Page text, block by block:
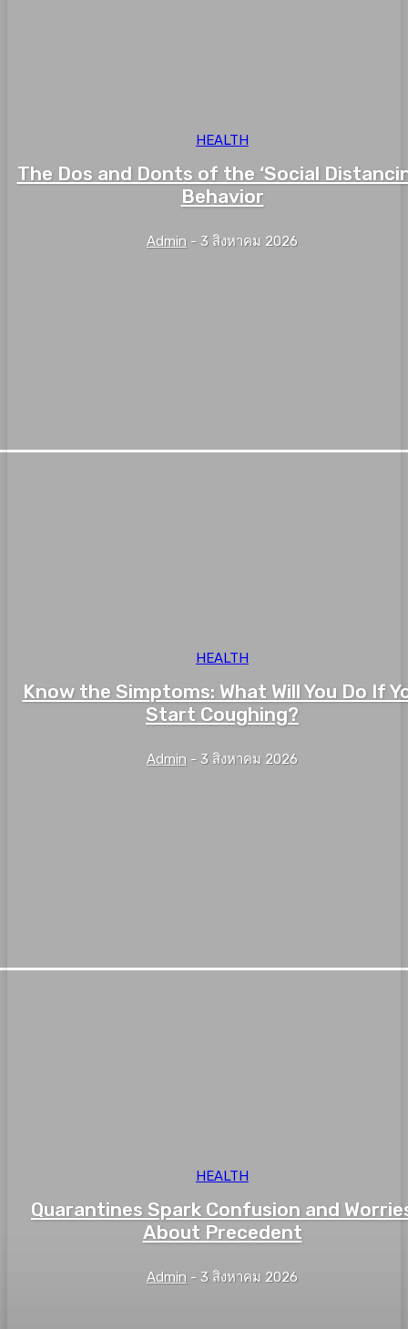
HEALTH
The Dos and Donts of the ‘Social
Behavior
Admin - 3 สิงหาคม 2026
HEALTH
Know the Simptoms: What Will You Do If
Start Coughing?
Admin - 3 สิงหาคม 2026
HEALTH
Quarantines Spark Confusion and
About Precedent
Admin - 3 สิงหาคม 2026